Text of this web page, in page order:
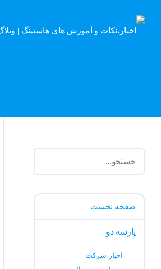
صفحه نخست
پارسه دو
اخبار شرکت